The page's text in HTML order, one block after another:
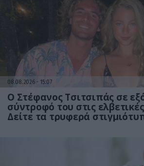
08.08.2026 15:07
Ο Στέφανος Τσιτσιπάς σε
σύντροφό του στις
Δείτε τα τρυφερά